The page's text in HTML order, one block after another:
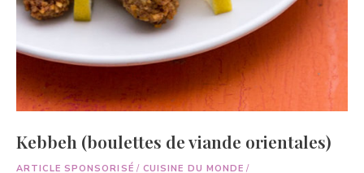
Kebbeh (boulettes de viande orientales)
ARTICLE SPONSORISÉ / CUISINE DU MONDE /